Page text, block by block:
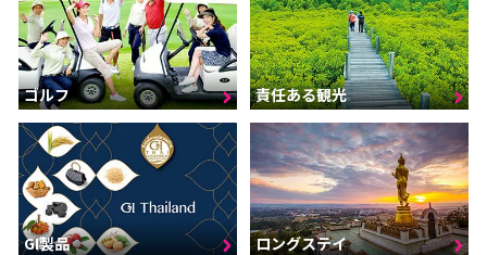
ゴルフ 責任ある観光
GI製品 ロングステイ